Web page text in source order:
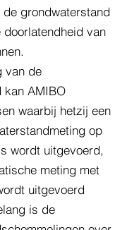
grondwaterstand
van
van de
kan AMIBO
waarbij hetzij een
op
wordt uitgevoerd,
meting met
uitgevoerd
is de